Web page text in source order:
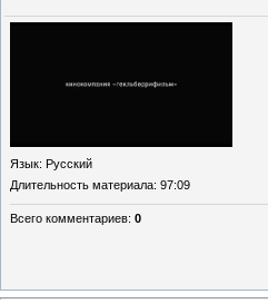
Язык: Русский
Длительность материала: 97:09
Всего комментариев: 0